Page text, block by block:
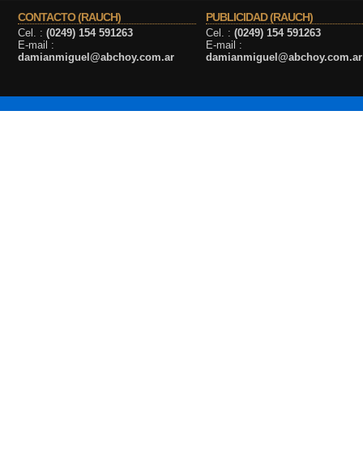
CONTACTO (RAUCH)
Cel. : (0249) 154 591263
E-mail :
damianmiguel@abchoy.com.ar
PUBLICIDAD (RAUCH)
Cel. : (0249) 154 591263
E-mail :
damianmiguel@abchoy.com.ar